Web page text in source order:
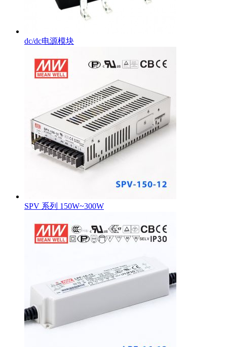
dc/dc电源模块
SPV 系列 150W~300W